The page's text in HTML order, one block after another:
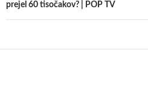
prejel 60 tisočakov? | POP TV